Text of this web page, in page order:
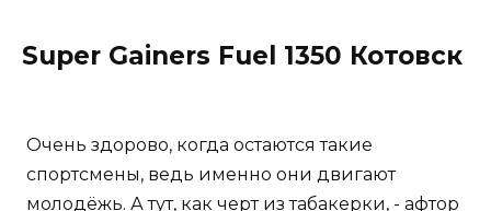
Super Gainers Fuel 1350 Котовск
Очень здорово, когда остаются такие
спортсмены, ведь именно они двигают
молодёжь. А тут, как черт из табакерки, - афтор